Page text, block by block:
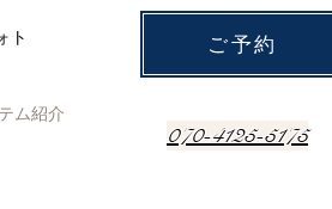
ト ご予約
ム紹介
070-4125-5175